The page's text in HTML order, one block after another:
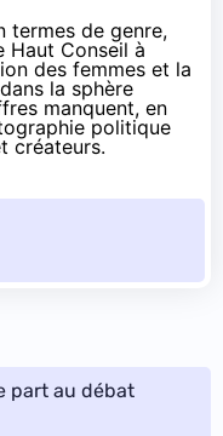
termes de genre,
Haut Conseil à
des femmes et la
la sphère
manquent, en
politique
créateurs.
part au débat